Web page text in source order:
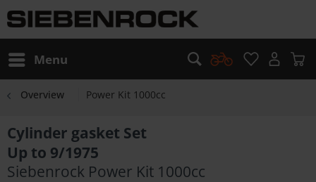
Menu
Overview Power Kit 1000cc
Cylinder gasket Set
Up to 9/1975
Siebenrock Power Kit 1000cc